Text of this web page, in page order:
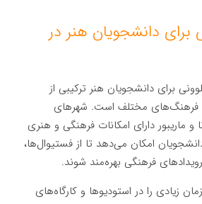
دانشجویان هنر در
برای دانشجویان هنر ترکیبی از
فرهنگ‌های مختلف است. شهرهای
و ماریبور دارای امکانات فرهنگی و هنری
امکان می‌دهد تا از فستیوال‌ها،
فرهنگی بهره‌مند شوند.
زیادی را در استودیوها و کارگاه‌های